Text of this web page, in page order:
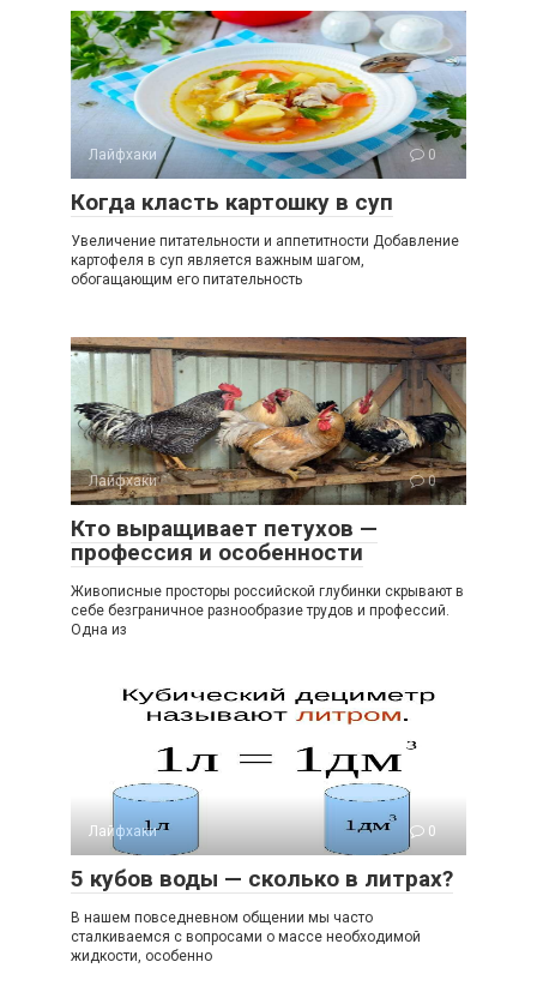
Лайфхаки 0
Когда класть картошку в суп
Увеличение питательности и аппетитности Добавление
картофеля в суп является важным шагом,
обогащающим его питательность
Лайфхаки 0
Кто выращивает петухов —
профессия и особенности
Живописные просторы российской глубинки скрывают в
себе безграничное разнообразие трудов и профессий.
Одна из
Лайфхаки 0
5 кубов воды — сколько в литрах?
В нашем повседневном общении мы часто
сталкиваемся с вопросами о массе необходимой
жидкости, особенно